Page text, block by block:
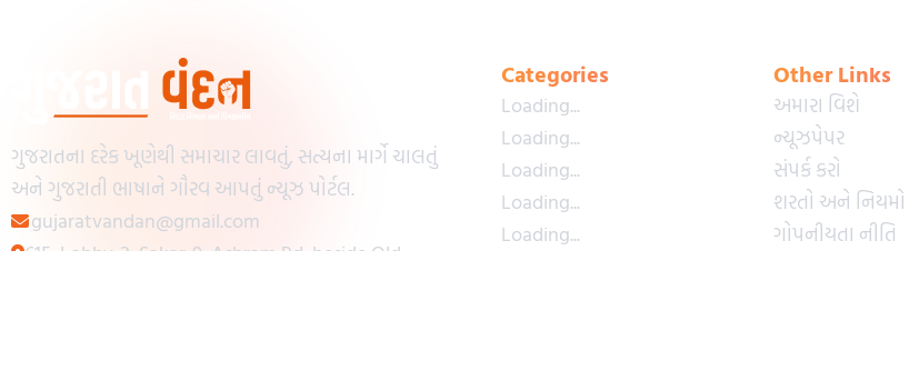
ગુજરાતના દરેક ખૂણેથી સમાચાર લાવતું, સત્યના માર્ગે ચાલતું
અને ગુજરાતી ભાષાને ગૌરવ આપતું ન્યૂઝ પોર્ટલ.
gujaratvandan@gmail.com
615, Lobby-2, Sakar-9, Ashram Rd, beside Old
Categories
Loading...
Loading...
Loading...
Loading...
Loading...
Other Links
અમારા વિશે
ન્યૂઝપેપર
સંપર્ક કરો
શરતો અને નિયમો
ગોપનીયતા નીતિ